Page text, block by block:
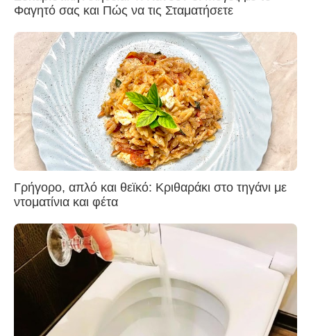
Φαγητό σας και Πώς να τις Σταματήσετε
Γρήγορο, απλό και θεϊκό: Κριθαράκι στο τηγάνι με
ντοματίνια και φέτα